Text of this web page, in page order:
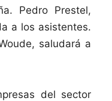
Pedro Prestel,
a los asistentes.
saludará a
del sector